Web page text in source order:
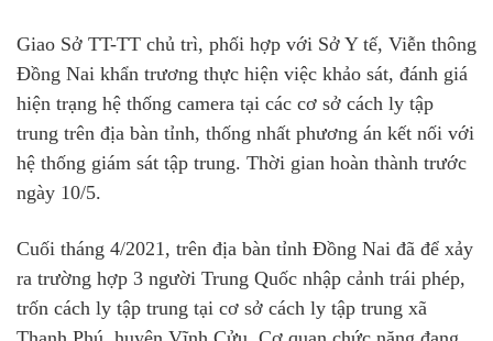
Giao Sở TT-TT chủ trì, phối hợp với Sở Y tế, Viễn thông
Đồng Nai khẩn trương thực hiện việc khảo sát, đánh giá
hiện trạng hệ thống camera tại các cơ sở cách ly tập
trung trên địa bàn tỉnh, thống nhất phương án kết nối với
hệ thống giám sát tập trung. Thời gian hoàn thành trước
ngày 10/5.
Cuối tháng 4/2021, trên địa bàn tỉnh Đồng Nai đã để xảy
ra trường hợp 3 người Trung Quốc nhập cảnh trái phép,
trốn cách ly tập trung tại cơ sở cách ly tập trung xã